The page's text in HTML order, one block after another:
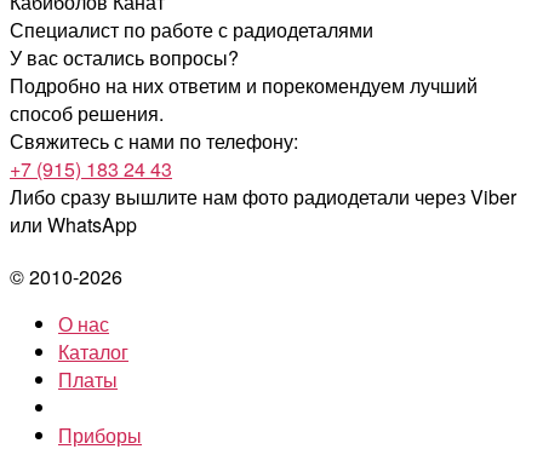
Специалист по работе с радиодеталями
У вас остались вопросы?
Подробно на них ответим и порекомендуем лучший
способ решения.
Свяжитесь с нами по телефону:
+7 (915) 183 24 43
Либо сразу вышлите нам фото радиодетали через Viber
или WhatsApp
© 2010-2026
О нас
Каталог
Платы
Приборы